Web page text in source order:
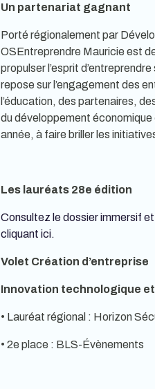
Un partenariat gagnant
Porté régionalement par
OSEntreprendre Mauricie est
propulser l’esprit
repose sur l’engagement des
l’éducation, des partenaires,
du développement
année, à faire briller les
Les lauréats 28e édition
Consultez le dossier immersif
cliquant ici.
Volet Création d’entreprise
Innovation technologique
• Lauréat régional : Horizon
• 2e place : BLS-Évènements